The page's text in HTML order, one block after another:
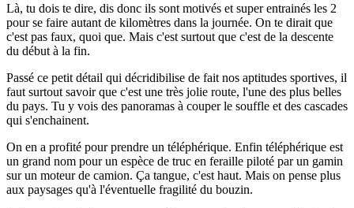
Là, tu dois te dire, dis donc ils sont motivés et super entrainés les 2
pour se faire autant de kilomètres dans la journée. On te dirait que
c'est pas faux, quoi que. Mais c'est surtout que c'est de la descente
du début à la fin.
Passé ce petit détail qui décridibilise de fait nos aptitudes sportives, il
faut surtout savoir que c'est une très jolie route, l'une des plus belles
du pays. Tu y vois des panoramas à couper le souffle et des cascades
qui s'enchainent.
On en a profité pour prendre un téléphérique. Enfin téléphérique est
un grand nom pour un espèce de truc en feraille piloté par un gamin
sur un moteur de camion. Ça tangue, c'est haut. Mais on pense plus
aux paysages qu'à l'éventuelle fragilité du bouzin.